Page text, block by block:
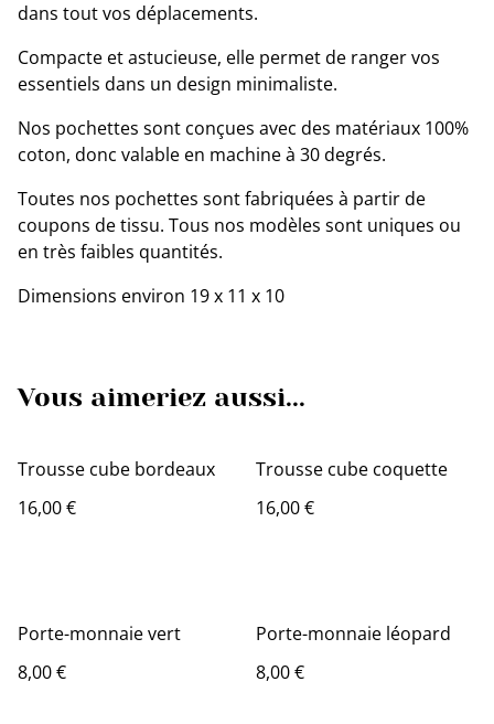
dans tout vos déplacements.
Compacte et astucieuse, elle permet de ranger vos
essentiels dans un design minimaliste.
Nos pochettes sont conçues avec des matériaux 100%
coton, donc valable en machine à 30 degrés.
Toutes nos pochettes sont fabriquées à partir de
coupons de tissu. Tous nos modèles sont uniques ou
en très faibles quantités.
Dimensions environ 19 x 11 x 10
Vous aimeriez aussi...
Trousse cube bordeaux
16,00 €
Trousse cube coquette
16,00 €
Porte-monnaie vert
8,00 €
Porte-monnaie léopard
8,00 €